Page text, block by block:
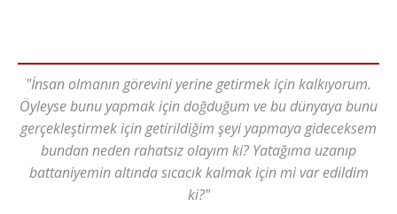
"İnsan olmanın görevini yerine getirmek için kalkıyorum.
Öyleyse bunu yapmak için doğduğum ve bu dünyaya bunu
gerçekleştirmek için getirildiğim şeyi yapmaya gideceksem
bundan neden rahatsız olayım ki? Yatağıma uzanıp
battaniyemin altında sıcacık kalmak için mi var edildim
ki?"